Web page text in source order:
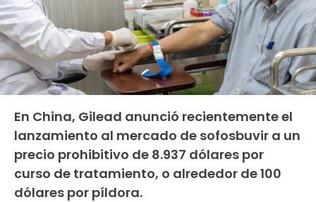
En China, Gilead anunció recientemente el
lanzamiento al mercado de sofosbuvir a un
precio prohibitivo de 8.937 dólares por
curso de tratamiento, o alrededor de 100
dólares por píldora.